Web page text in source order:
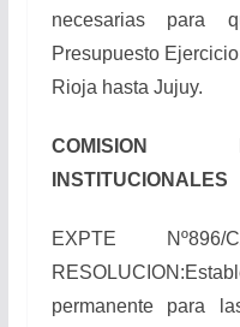
necesarias para
Presupuesto
Rioja hasta Jujuy.
COMISION
INSTITUCIONALES
EXPTE Nº896/
permanente para